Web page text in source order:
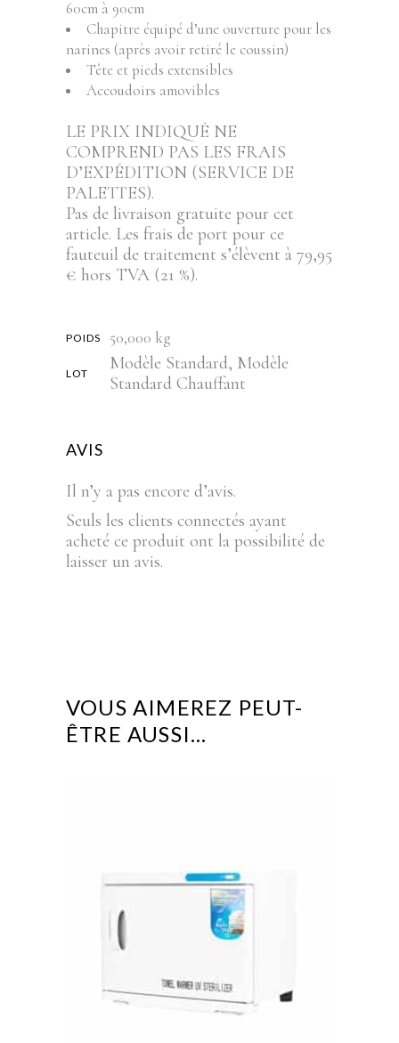
60cm à 90cm
Chapitre équipé d’une ouverture pour les
narines (après avoir retiré le coussin)
Tête et pieds extensibles
Accoudoirs amovibles
LE PRIX INDIQUÉ NE
COMPREND PAS LES FRAIS
D’EXPÉDITION (SERVICE DE
PALETTES).
Pas de livraison gratuite pour cet
article. Les frais de port pour ce
fauteuil de traitement s’élèvent à 79,95
€ hors TVA (21 %).
POIDS 50,000 kg
LOT
Modèle Standard, Modèle
Standard Chauffant
AVIS
Il n’y a pas encore d’avis.
Seuls les clients connectés ayant
acheté ce produit ont la possibilité de
laisser un avis.
VOUS AIMEREZ PEUT-
ÊTRE AUSSI…